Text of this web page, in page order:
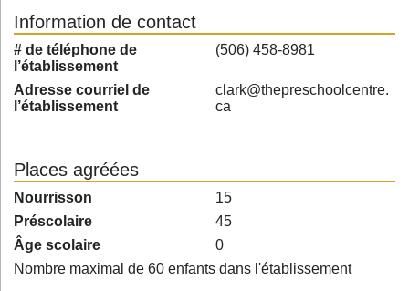
Information de contact
# de téléphone de
l’établissement
(506) 458-8981
Adresse courriel de
l’établissement
clark@thepreschoolcentre.
ca
Places agréées
Nourrisson
15
Préscolaire
45
Âge scolaire
0
Nombre maximal de 60 enfants dans l'établissement